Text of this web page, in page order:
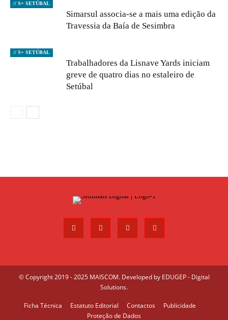
// S+ SETÚBAL
Simarsul associa-se a mais uma edição da
Travessia da Baía de Sesimbra
// S+ SETÚBAL
Trabalhadores da Lisnave Yards iniciam
greve de quatro dias no estaleiro de
Setúbal
© Copyright 2019 - 2025 MAISCOM. Developed by EDUGEP - Digital
Solutions.
Ficha Técnica Estatuto Editorial Contactos
Publicidade
Proteção de Dados